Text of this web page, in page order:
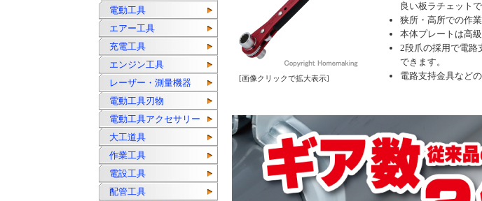
電動工具
エアー工具
充電工具
エンジン工具
レーザー・測量機器
電動工具刃物
電動工具アクセサリー
大工道具
作業工具
電設工具
配管工具
[画像クリックで拡大表示]
良い板ラチェットで
狭所・高所での作
本体プレートは高
2段爪の採用で電路
できます。
電路支持金具など